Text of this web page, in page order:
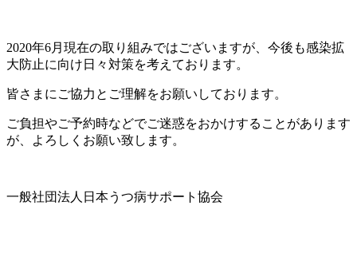
2020年6月現在の取り組みではございますが、今後も感染拡
大防止に向け日々対策を考えております。
皆さまにご協力とご理解をお願いしております。
ご負担やご予約時などでご迷惑をおかけすることがあります
が、よろしくお願い致します。
一般社団法人日本うつ病サポート協会